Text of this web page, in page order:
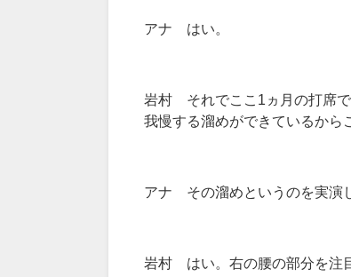
アナ はい。
岩村 それでここ 1 ヵ月の打席
我慢する溜めができているから
アナ その溜めというのを実演
岩村 はい。右の腰の部分を注